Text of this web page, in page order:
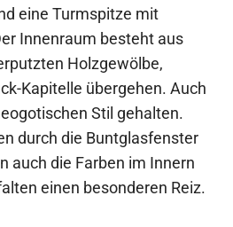
eine Turmspitze mit
Innenraum besteht aus
Holzgewölbe,
Kapitelle übergehen. Auch
Stil gehalten.
durch die Buntglasfenster
auch die Farben im Innern
einen besonderen Reiz.